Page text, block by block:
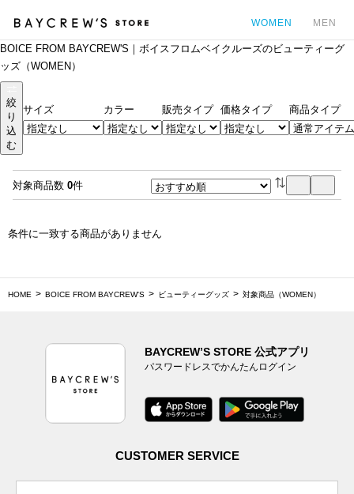
WOMEN MEN
BOICE FROM BAYCREW'S｜ボイスフロムベイクルーズのビューティーグ
ッズ（WOMEN）
絞
り
込
む
サイズ カラー 販売タイプ 価格タイプ 商品タイプ
対象商品数 0件
条件に一致する商品がありません
HOME BOICE FROM BAYCREW'S ビューティーグッズ 対象商品（WOMEN）
BAYCREW’S STORE 公式アプリ
パスワードレスでかんたんログイン
CUSTOMER SERVICE